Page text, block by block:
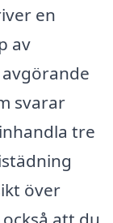
en
av
svarar
tre
över